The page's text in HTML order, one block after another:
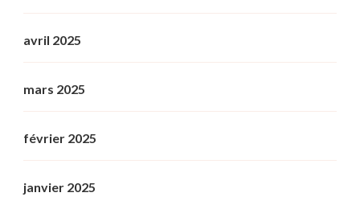
avril 2025
mars 2025
février 2025
janvier 2025